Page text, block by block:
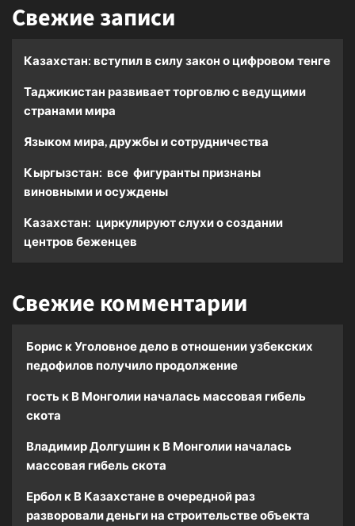
Свежие записи
Казахстан: вступил в силу закон о цифровом тенге
Таджикистан развивает торговлю с ведущими
странами мира
Языком мира, дружбы и сотрудничества
Кыргызстан: все фигуранты признаны
виновными и осуждены
Казахстан: циркулируют слухи о создании
центров беженцев
Свежие комментарии
Борис кУголовное дело в отношении узбекских
педофилов получило продолжение
гость к В Монголии началась массовая гибель
скота
Владимир Долгушин к В Монголии началась
массовая гибель скота
Ербол к В Казахстане в очередной раз
разворовали деньги на строительстве объекта